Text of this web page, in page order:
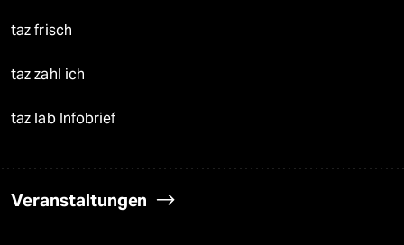
taz frisch
taz zahl ich
taz lab Infobrief
Veranstaltungen